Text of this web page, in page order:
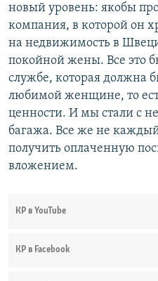
новый уровень: якобы
компания, в которой он
на недвижимость в
покойной жены. Все это
службе, которая должна
любимой женщине, то
ценности. И мы стали с
багажа. Все же не
получить оплаченную
вложением.
КР в YouTube
КР в Facebook